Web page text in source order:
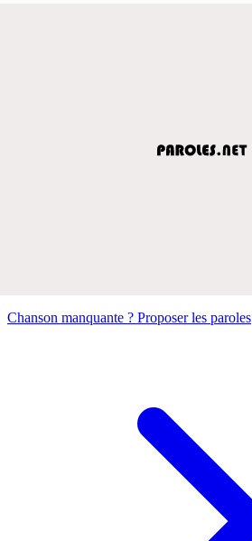
Chanson manquante ? Proposer les paroles